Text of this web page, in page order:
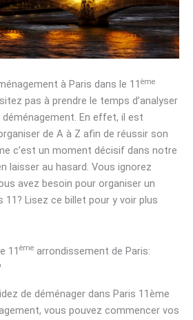
à Paris dans le 11 ème
pas à prendre le temps d’analyser
En effet, il est
de A à Z afin de réussir son
c’est un moment décisif dans notre
laisser au hasard. Vous ignorez
avez besoin pour organiser un
11? Lisez ce billet pour y voir plus
11 ème arrondissement de Paris:
de déménager dans Paris 11ème
vous pouvez commencer vos